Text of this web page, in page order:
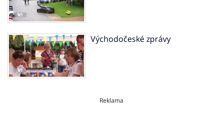
Východočeské zprávy
Reklama